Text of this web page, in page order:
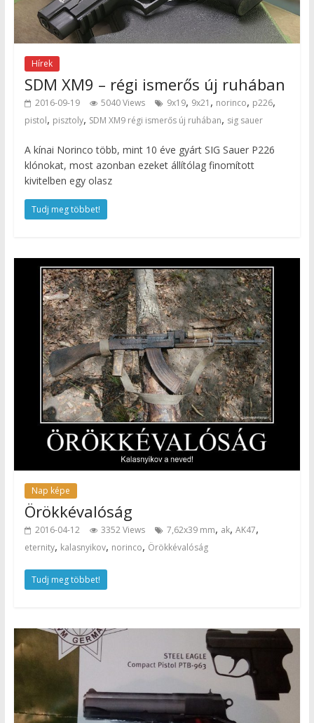
Hírek
SDM XM9 – régi ismerős új ruhában
2016-09-19 5040 Views 9x19, 9x21 , norinco, p226,
pistol, pisztoly, SDM XM9 régi ismerős új ruhában, sig sauer
A kínai Norinco több, mint 10 éve gyárt SIG Sauer P226
klónokat, most azonban ezeket állítólag finomított
kivitelben egy olasz
Tudj meg többet!
Nap képe
Örökkévalóság
2016-04-12 3352 Views 7,62x39 mm, ak, AK47,
eternity, kalasnyikov, norinco, Örökkévalóság
Tudj meg többet!